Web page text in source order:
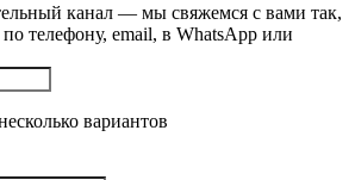
канал — мы свяжемся с вами так,
телефону, email, в WhatsApp или
вариантов